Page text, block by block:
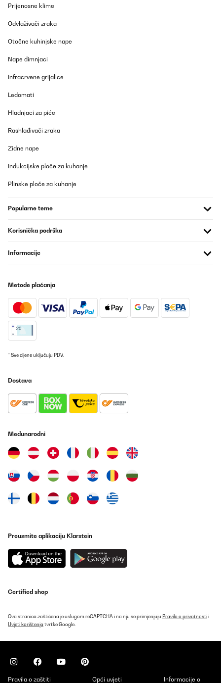
Prevedi
Prijenosne klime
Odvlaživači zraka
Otočne kuhinjske nape
Nape dimnjaci
Infracrvene grijalice
Ledomati
Hladnjaci za piće
Rashlađivači zraka
Zidne nape
Indukcijske ploče za kuhanje
Plinske ploče za kuhanje
Popularne teme
Korisnička podrška
Informacije
Metode plaćanja
* Sve cijene uključuju PDV.
Dostava
Međunarodni
Preuzmite aplikaciju Klarstein
Certified shop
Ova stranica zaštićena je uslugom reCAPTCHA i na nju se primjenjuju Pravila o privatnostii
Uvjeti korištenja tvrtke Google.
Pravila o zaštiti Opći uvjeti Informacije o